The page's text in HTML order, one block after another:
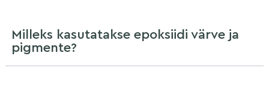
Milleks kasutatakse epoksiidi värve ja
pigmente?